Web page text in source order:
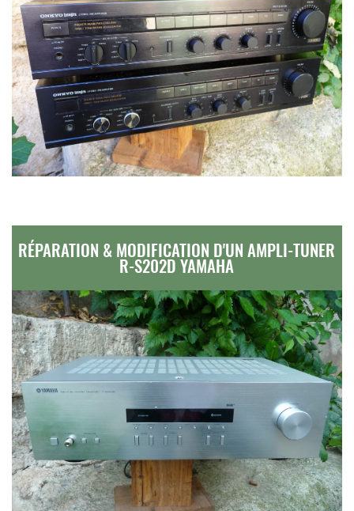
RÉPARATION & MODIFICATION D'UN AMPLI-TUNER
R-S202D YAMAHA